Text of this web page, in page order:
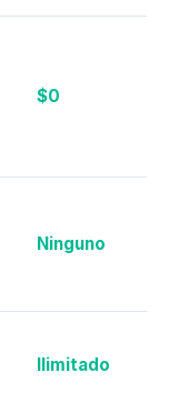
$0
Ninguno
Ilimitado